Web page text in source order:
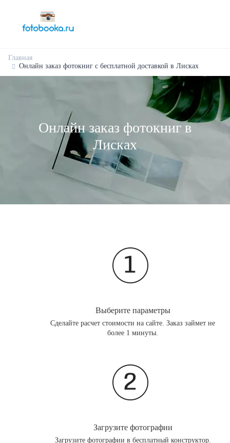
Главная
Онлайн заказ фотокниг с бесплатной доставкой в Лисках
Онлайн заказ фотокниг в
Лисках
Выберите параметры
Сделайте расчет стоимости на сайте. Заказ займет не
более 1 минуты.
Загрузите фотографии
Загрузите фотографии в бесплатный конструктор.